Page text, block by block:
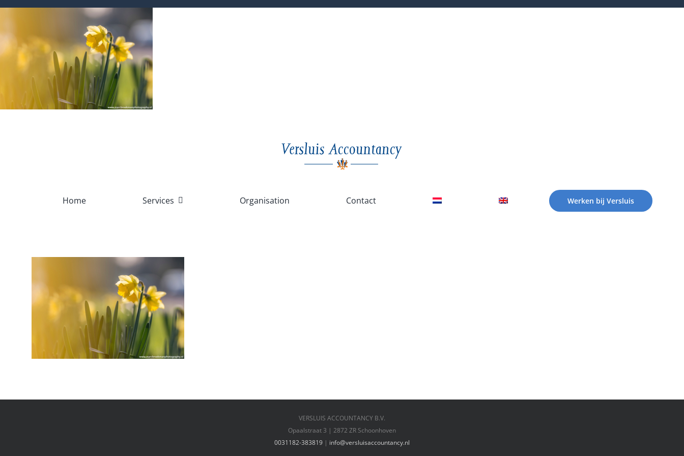
Skip
content
Home Services Organisation Contact Werken bij Versluis
VERSLUIS ACCOUNTANCY B.V.
Opaalstraat 3 | 2872 ZR Schoonhoven
0031182-383819 | info@versluisaccountancy.nl